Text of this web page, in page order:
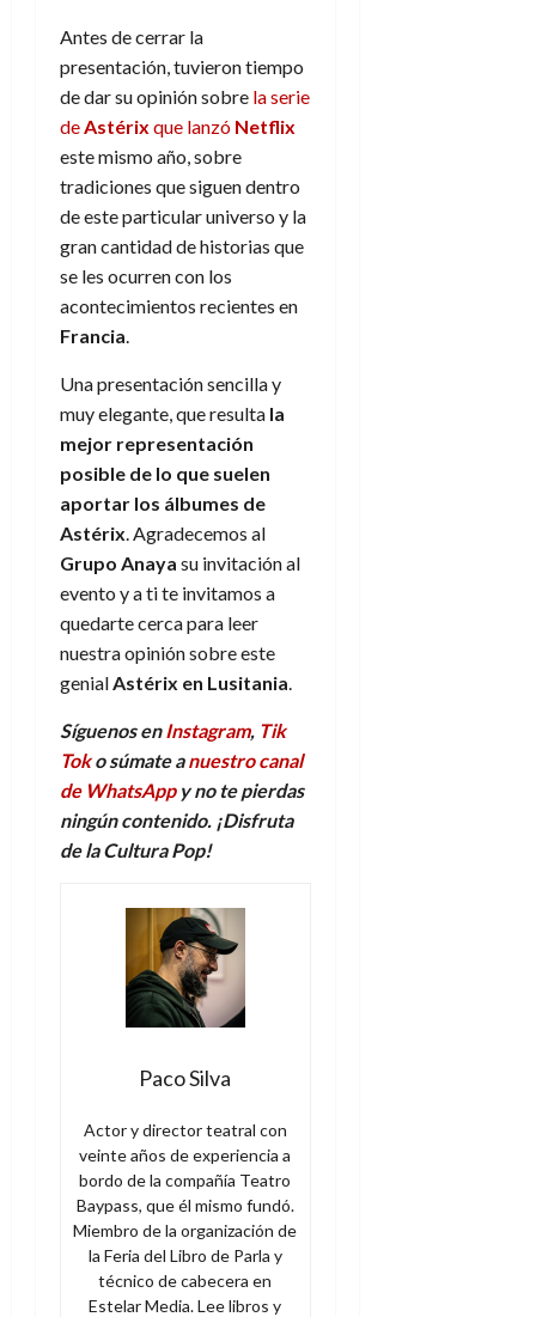
Antes de cerrar la
presentación, tuvieron tiempo
de dar su opinión sobre la serie
deAstérix que lanzó Netflix
este mismo año, sobre
tradiciones que siguen dentro
de este particular universo y la
gran cantidad de historias que
se les ocurren con los
acontecimientos recientes en
Francia.
Una presentación sencilla y
muy elegante, que resulta la
mejor representación
posible de lo que suelen
aportar los álbumes de
Astérix. Agradecemos al
Grupo Anaya su invitación al
evento y a ti te invitamos a
quedarte cerca para leer
nuestra opinión sobre este
genialAstérix en Lusitania.
Síguenos enInstagram, Tik
Toko súmate anuestro canal
de WhatsAppy no te pierdas
ningún contenido. ¡Disfruta
de la Cultura Pop!
Paco Silva
Actor y director teatral con
veinte años de experiencia a
bordo de la compañía Teatro
Baypass, que él mismo fundó.
Miembro de la organización de
la Feria del Libro de Parla y
técnico de cabecera en
Estelar Media. Lee libros y